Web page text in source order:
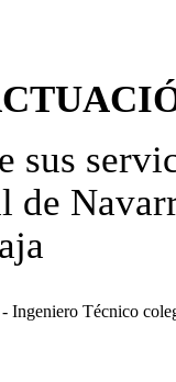
sus
de
Técnico